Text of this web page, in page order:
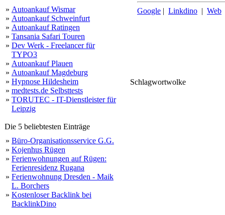
» Autoankauf Wismar
» Autoankauf Schweinfurt
» Autoankauf Ratingen
» Tansania Safari Touren
» Dev Werk - Freelancer für
TYPO3
» Autoankauf Plauen
» Autoankauf Magdeburg
» Hypnose Hildesheim
» medtests.de Selbsttests
» TORUTEC - IT-Dienstleister für
Leipzig
Die 5 beliebtesten Einträge
» Büro-Organisationsservice G.G.
» Kojenhus Rügen
» Ferienwohnungen auf Rügen:
Ferienresidenz Rugana
» Ferienwohnung Dresden - Maik
L. Borchers
» Kostenloser Backlink bei
BacklinkDino
Google | Linkdino | Web
Schlagwortwolke